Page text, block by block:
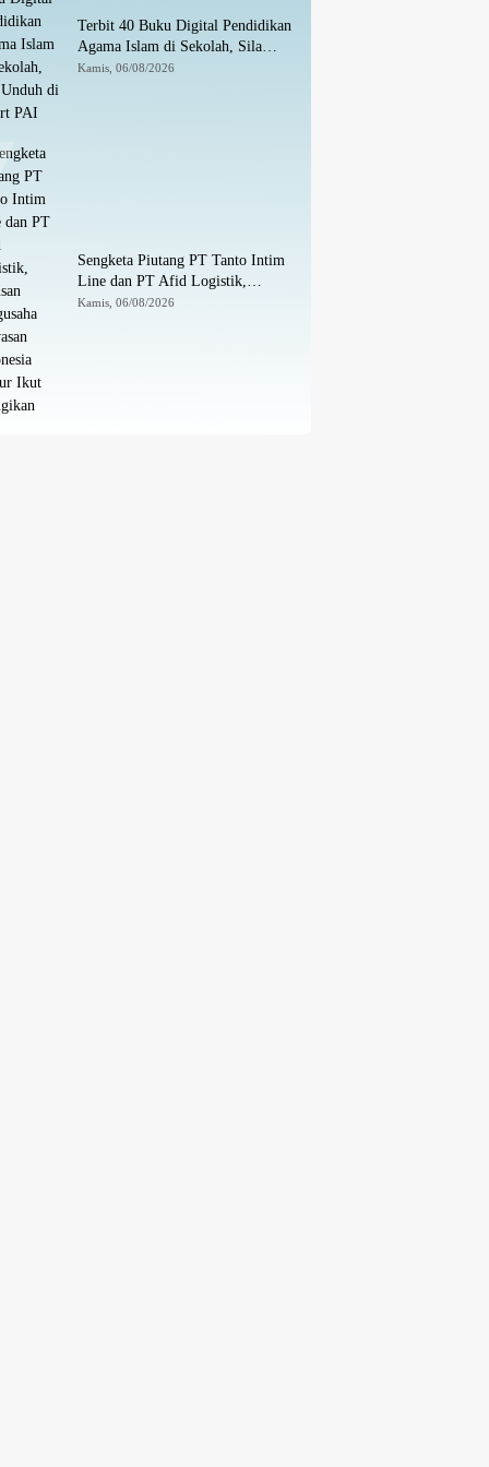
Terbit 40 Buku Digital Pendidikan
Agama Islam di Sekolah, Sila
Unduh di Smart PAI
Kamis, 06/08/2026
Sengketa Piutang PT Tanto Intim
Line dan PT Afid Logistik,
Ratusan Pengusaha Kawasan
Kamis, 06/08/2026